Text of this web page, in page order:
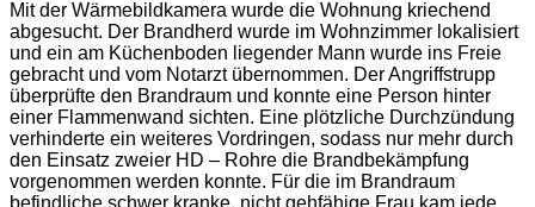
Mit der Wärmebildkamera wurde die Wohnung kriechend
abgesucht. Der Brandherd wurde im Wohnzimmer lokalisiert
und ein am Küchenboden liegender Mann wurde ins Freie
gebracht und vom Notarzt übernommen. Der Angriffstrupp
überprüfte den Brandraum und konnte eine Person hinter
einer Flammenwand sichten. Eine plötzliche Durchzündung
verhinderte ein weiteres Vordringen, sodass nur mehr durch
den Einsatz zweier HD – Rohre die Brandbekämpfung
vorgenommen werden konnte. Für die im Brandraum